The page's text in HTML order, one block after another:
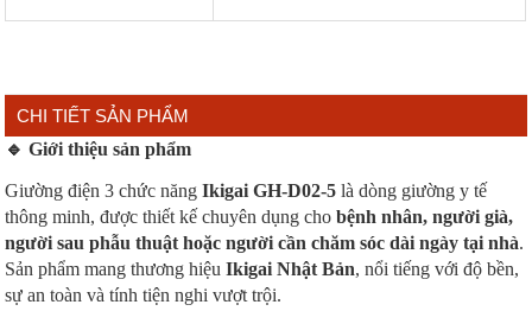
CHI TIẾT SẢN PHẨM
🔹Giới thiệu sản phẩm
Giường điện 3 chức năngIkigai GH-D02-5 là dòng giường y tế
thông minh, được thiết kế chuyên dụng chobệnh nhân, người già,
người sau phẫu thuật hoặc người cần chăm sóc dài ngày tại nhà.
Sản phẩm mang thương hiệuIkigai Nhật Bản, nổi tiếng với độ bền,
sự an toàn và tính tiện nghi vượt trội.